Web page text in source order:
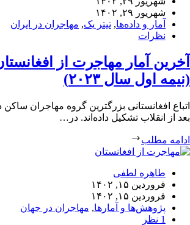
شهریور ۲۹, ۱۴۰۲
آمار و داده‌ها, تیتر یک, مهاجران در ایران
نظرات
آخرین آمار مهاجرت‌­ از
(نیمه اول سال ۲۰۲۳)
اتباع افغانستانی­ بزرگترین گروه مهاجران ساکن
بعد از انقلاب تشکیل داده‌اند. در…
ادامه مطلب
طاهره لطفی
فروردین ۱۵, ۱۴۰۲
فروردین ۱۵, ۱۴۰۲
پژوهش‌ها و آمارها, مهاجران در جهان
1 نظر